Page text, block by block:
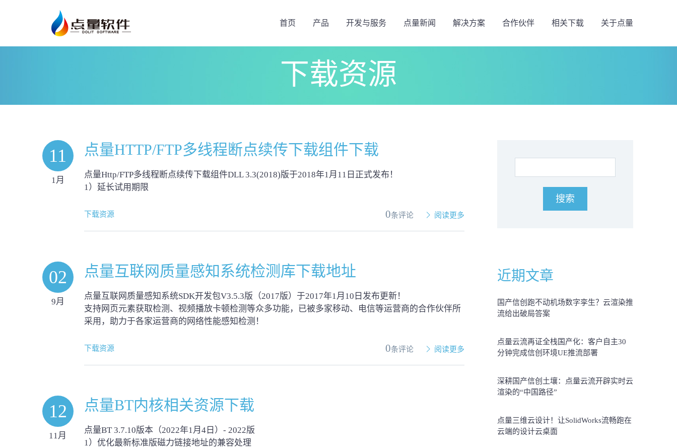
首页 产品 开发与服务 点量新闻 解决方案 合作伙伴 相关下载 关于点量
下载资源
11
1月
点量HTTP/FTP多线程断点续传下载组件下载
点量Http/FTP多线程断点续传下载组件DLL 3.3(2018)版于2018年1月11日正式发布！
1）延长试用期限
下载资源 0条评论 阅读更多
02
9月
点量互联网质量感知系统检测库下载地址
点量互联网质量感知系统SDK开发包V3.5.3版（2017版）于2017年1月10日发布更新！
支持网页元素获取检测、视频播放卡顿检测等众多功能，已被多家移动、电信等运营商的合作伙伴所
采用，助力于各家运营商的网络性能感知检测！
下载资源 0条评论 阅读更多
12
11月
点量BT内核相关资源下载
点量BT 3.7.10版本（2022年1月4日）- 2022版
1）优化最新标准版磁力链接地址的兼容处理
近期文章
国产信创跑不动机场数字孪生？云渲染推
流给出破局答案
点量云流再证全栈国产化：客户自主30
分钟完成信创环境UE推流部署
深耕国产信创土壤：点量云流开辟实时云
渲染的“中国路径”
点量三维云设计！让SolidWorks流畅跑在
云端的设计云桌面